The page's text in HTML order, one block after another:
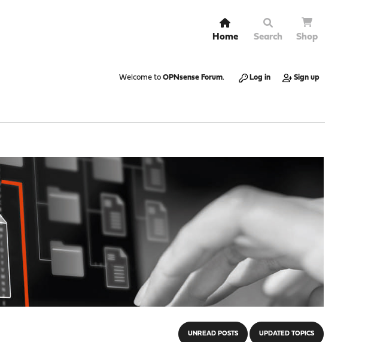
Home Search Shop
Welcome to OPNsense Forum. Log in Sign up
UNREAD POSTS UPDATED TOPICS